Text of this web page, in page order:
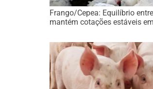
Frango/Cepea: Equilíbrio
mantém cotações estáveis